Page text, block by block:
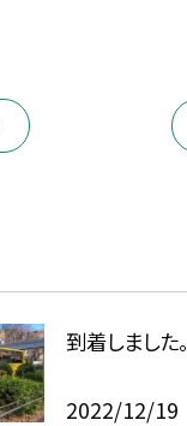
到着しました。
2022/12/19